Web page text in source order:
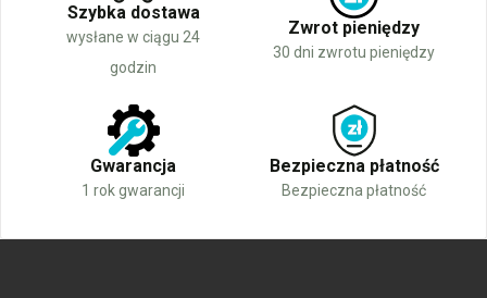
Szybka dostawa
wysłane w ciągu 24
godzin
Zwrot pieniędzy
30 dni zwrotu pieniędzy
Gwarancja
1 rok gwarancji
Bezpieczna płatność
Bezpieczna płatność